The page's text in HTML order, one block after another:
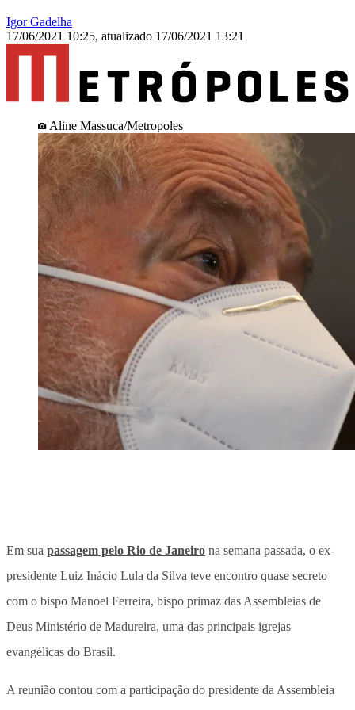
Igor Gadelha
17/06/2021 10:25, atualizado 17/06/2021 13:21
Aline Massuca/Metropoles
Em sua passagem pelo Rio de Janeiro na semana passada, o ex-
presidente Luiz Inácio Lula da Silva teve encontro quase secreto
com o bispo Manoel Ferreira, bispo primaz das Assembleias de
Deus Ministério de Madureira, uma das principais igrejas
evangélicas do Brasil.
A reunião contou com a participação do presidente da Assembleia